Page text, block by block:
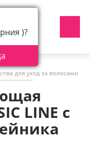
для уход за волосами
LINE с
)?